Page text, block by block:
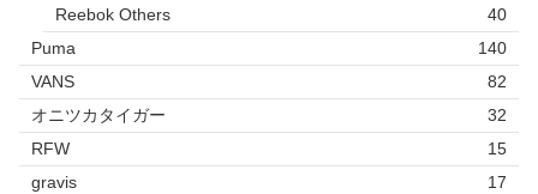
Reebok Others
40
Puma
140
VANS
82
オニツカタイガー
32
RFW
15
gravis
17